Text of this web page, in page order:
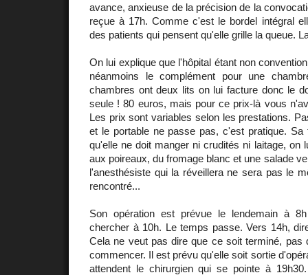
avance, anxieuse de la précision de la
reçue à 17h. Comme c'est le bordel intégral
des patients qui pensent qu'elle grille la queue.
On lui explique que l'hôpital étant non
néanmoins le complément pour une
chambres ont deux lits on lui facture donc le
seule ! 80 euros, mais pour ce prix-là vous
Les prix sont variables selon les prestations.
et le portable ne passe pas, c'est pratique. Sa
qu'elle ne doit manger ni crudités ni laitage, on
aux poireaux, du fromage blanc et une salade
l'anesthésiste qui la réveillera ne sera pas le
rencontré...
Son opération est prévue le lendemain à
chercher à 10h. Le temps passe. Vers 14h,
Cela ne veut pas dire que ce soit terminé, pas
commencer. Il est prévu qu'elle soit sortie
attendent le chirurgien qui se pointe à